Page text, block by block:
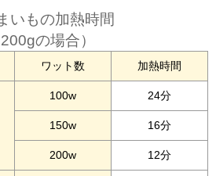
いもの加熱時間
200gの場合）
ワット数 加熱時間
100w 24分
150w 16分
200w 12分